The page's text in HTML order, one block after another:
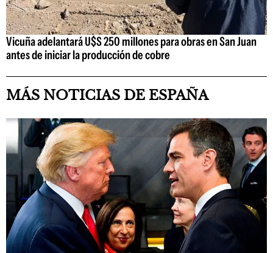
Vicuña adelantará U$S 250 millones para obras en San Juan
antes de iniciar la producción de cobre
MÁS NOTICIAS DE ESPAÑA